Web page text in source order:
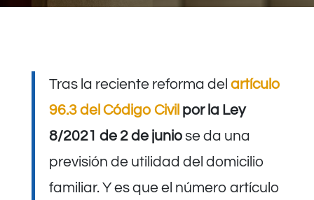
Tras la reciente reforma del artículo
96.3 del Código Civil por la Ley
8/2021 de 2 de juniose da una
previsión de utilidad del domicilio
familiar. Y es que el número artículo